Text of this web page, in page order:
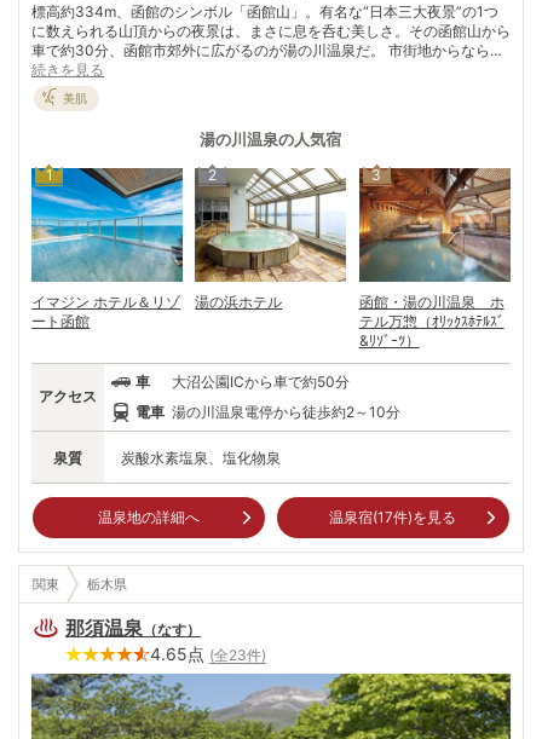
標高約334m、函館のシンボル「函館山」。有名な“日本三大夜景”の1つ
に数えられる山頂からの夜景は、まさに息を呑む美しさ。その函館山から
車で約30分、函館市郊外に広がるのが湯の川温泉だ。 市街地からなら車
で約10分、函館空港からは約5分という近さ。函館観光の拠点として、多
くの湯客で賑わう“北海道三大温泉郷”。目の前に津軽海峡が広がり、夏か
ら秋にかけては露天風呂や宿のお部屋から名物のイカ漁の漁火が眺められ
で漬け込んだ、北海道の味覚の代表格。
続きを見る
美肌
湯の川温泉の人気宿
1
イマジン ホテル＆リゾ
ート函館
2
湯の浜ホテル
3
函館・湯の川温泉 ホ
テル万惣（ｵﾘｯｸｽﾎﾃﾙｽﾞ
&ﾘｿﾞｰﾂ）
泉質 炭酸水素塩泉、塩化物泉
アクセス
車
大沼公園ICから車で約50分
電車 湯の川温泉電停から徒歩約2～10分
温泉地の詳細へ 温泉宿(17件)を見る
関東 栃木県
那須温泉 （なす）
4.65点 (全23件)